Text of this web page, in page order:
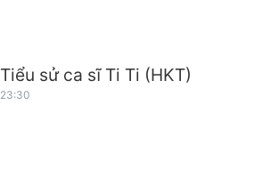
Tiểu sử ca sĩ Ti Ti (HKT)
23:30